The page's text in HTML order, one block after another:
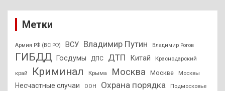
Метки
Армия РФ (ВС РФ) ВСУ Владимир Путин Владимир Рогов
ГИБДД Госдумы ДПС ДТП Китай Краснодарский
край Криминал Крыма Москва Москве Москвы
Несчастные случаи ООН Охрана порядка Подмосковье